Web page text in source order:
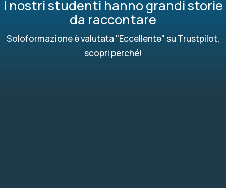
I nostri studenti hanno grandi storie
da raccontare
Soloformazione è valutata "Eccellente" su Trustpilot,
scopri perché!